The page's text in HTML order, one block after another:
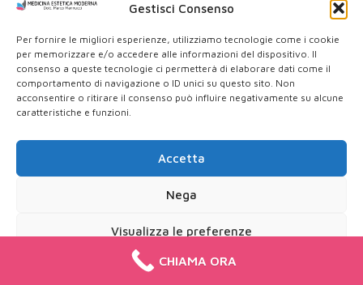
Gestisci Consenso
Per fornire le migliori esperienze, utilizziamo tecnologie come i cookie
per memorizzare e/o accedere alle informazioni del dispositivo. Il
consenso a queste tecnologie ci permetterà di elaborare dati come il
comportamento di navigazione o ID unici su questo sito. Non
acconsentire o ritirare il consenso può influire negativamente su alcune
caratteristiche e funzioni.
Accetta
Nega
Visualizza le preferenze
Cookie PolicyPrivacy Policy
CHIAMA ORA